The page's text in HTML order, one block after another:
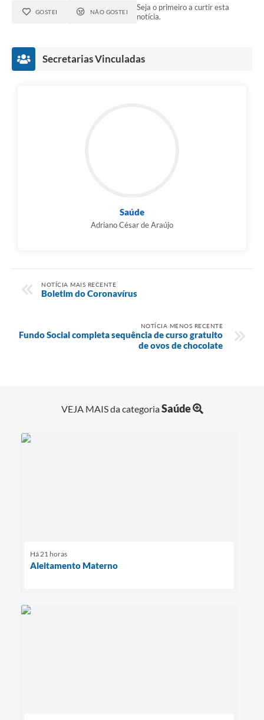
GOSTEI NÃO GOSTEI
Seja o primeiro a curtir esta
notícia.
Secretarias Vinculadas
Saúde
Adriano César de Araújo
NOTÍCIA MAIS RECENTE
Boletim do Coronavírus
NOTÍCIA MENOS RECENTE
Fundo Social completa sequência de curso gratuito
de ovos de chocolate
VEJA MAIS da categoriaSaúde
Há 21 horas
Aleitamento Materno